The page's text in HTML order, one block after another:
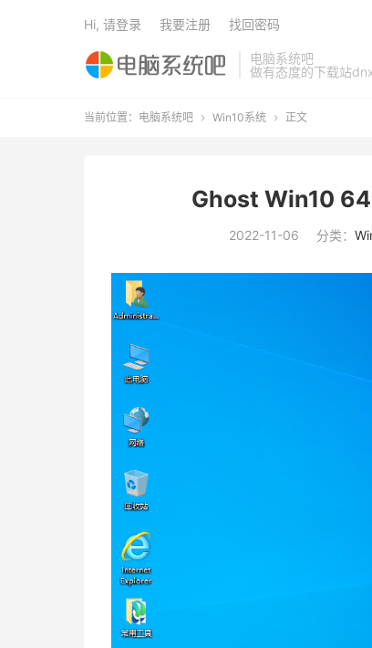
电脑系统吧
做有态度的下载站
Hi, 请登录 我要注册 找回密码
当前位置： 电脑系统吧  Win10系统  正文
Ghost Win10
2022-11-06 分类：